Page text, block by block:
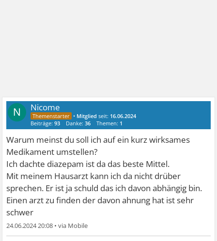
N Nicome
• Mitglied seit: 16.06.2024
Beiträge:93 Danke:36 Themen: 1
Warum meinst du soll ich auf ein kurz wirksames
Medikament umstellen?
Ich dachte diazepam ist da das beste Mittel.
Mit meinem Hausarzt kann ich da nicht drüber
sprechen. Er ist ja schuld das ich davon abhängig bin.
Einen arzt zu finden der davon ahnung hat ist sehr
schwer
24.06.2024 20:08 •